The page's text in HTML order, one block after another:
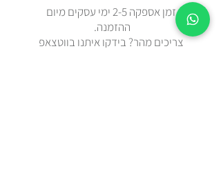
זמן אספקה 2-5 ימי עסקים מיום
ההזמנה.
צריכים מהר? בידקו איתנו בווטצאפ